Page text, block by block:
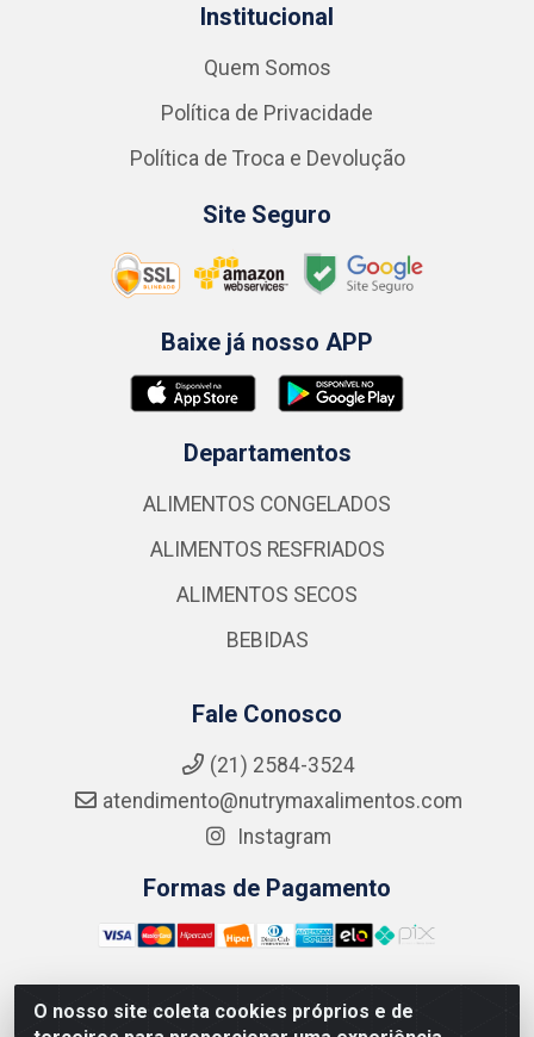
O nosso site coleta cookies próprios e de
Institucional
Quem Somos
Política de Privacidade
Política de Troca e Devolução
Site Seguro
Baixe já nosso APP
Departamentos
ALIMENTOS CONGELADOS
ALIMENTOS RESFRIADOS
ALIMENTOS SECOS
BEBIDAS
Fale Conosco
(21) 2584-3524
atendimento@nutrymaxalimentos.com
Instagram
Formas de Pagamento
NUTRY MAX COMÉRCIO DE PRODUTOS ALIMENTICIOS